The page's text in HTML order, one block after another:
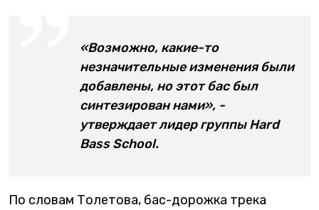
«Возможно, какие-то
незначительные изменения были
добавлены, но этот бас был
синтезирован нами», -
утверждает лидер группы Hard
Bass School.
По словам Толетова, бас-дорожка трека